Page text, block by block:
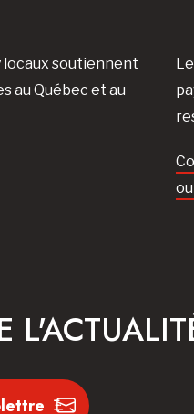
locaux soutiennent
au Québec et au
Le